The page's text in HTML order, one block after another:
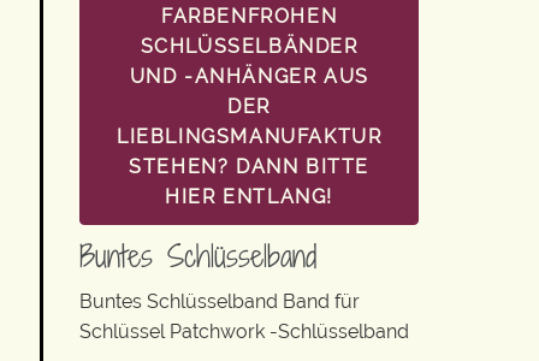
FARBENFROHEN
SCHLÜSSELBÄNDER
UND -ANHÄNGER AUS
DER
LIEBLINGSMANUFAKTUR
STEHEN? DANN BITTE
HIER ENTLANG!
Buntes Schlüsselband
Buntes Schlüsselband Band für
Schlüssel Patchwork -Schlüsselband